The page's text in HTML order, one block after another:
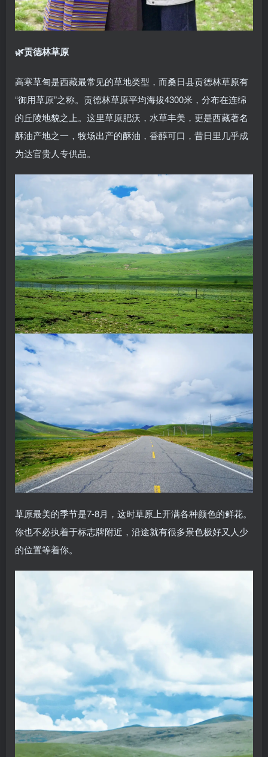
🌿贡德林草原
高寒草甸是西藏最常见的草地类型，而桑日县贡德林草原有
“御用草原”之称。贡德林草原平均海拔4300米，分布在连绵
的丘陵地貌之上。这里草原肥沃，水草丰美，更是西藏著名
酥油产地之一，牧场出产的酥油，香醇可口，昔日里几乎成
为达官贵人专供品。
草原最美的季节是7-8月，这时草原上开满各种颜色的鲜花。
你也不必执着于标志牌附近，沿途就有很多景色极好又人少
的位置等着你。